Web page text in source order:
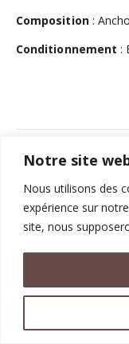
Notre site
Nous utilisons des
expérience sur
site, nous
Composition:
Conditionnement :
KOSTA-ELIA © 2017-